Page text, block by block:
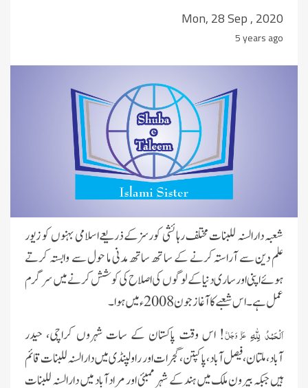
Mon, 28 Sep , 2020
5 years ago
شعبہ دارالسنہ للبنات مختلف رہائشی کورسزکے ذریعےاسلامی بہنوں کو زیور
علم دین سے آراستہ کرنے کے سا تھ ساتھ مدنی ما حول سے وابستہ کرتے
ہوئے اپنی اور ساری دنیا کے لوگوں کی اصلاح کی کوشش کرنے میں سرگرم
عمل ہے۔ اس شعبے کا آغاز جون 2008ء میں ہوا۔
اَلْحَمْدُلِلّٰہِ عَزَّ وَجَلَّ! اس وقت پاکستان کے سات شہروں کراچی، حیدر
آباد،ملتان ، فیصل آباد، پاکپتن، گجرات اور راولپنڈی میں دار السنہ للبنات قائم
ہیں جبکہ بیرون ملک میں ہند کے شہر ممبئی اور مراد آباد میں دارالسنہ للبنات